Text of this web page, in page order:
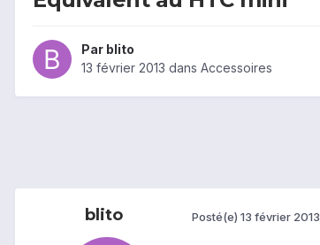
Par blito
13 février 2013 dans Accessoires
blito Posté(e) 13 février 2013